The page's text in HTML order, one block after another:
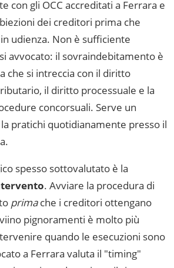
con gli OCC accreditati a Ferrara e
dei creditori prima che
udienza. Non è sufficiente
avvocato: il sovraindebitamento è
che si intreccia con il diritto
il diritto processuale e la
concorsuali. Serve un
pratichi quotidianamente presso il
.
spesso sottovalutato è la
. Avviare la procedura di
primache i creditori ottengano
pignoramenti è molto più
quando le esecuzioni sono
a Ferrara valuta il "timing"